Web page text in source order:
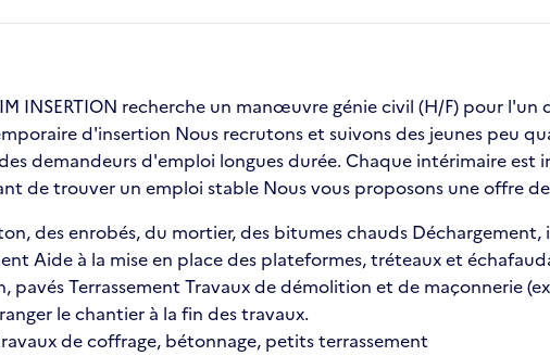
INSERTION recherche un manœuvre génie civil (H/F) pour l'un
d'insertion Nous recrutons et suivons des jeunes peu
demandeurs d'emploi longues durée. Chaque intérimaire
de trouver un emploi stable Nous vous proposons une offre
des enrobés, du mortier, des bitumes chauds
Aide à la mise en place des plateformes, tréteaux et
pavés Terrassement Travaux de démolition et de maçonnerie
le chantier à la fin des travaux.
de coffrage, bétonnage, petits terrassement